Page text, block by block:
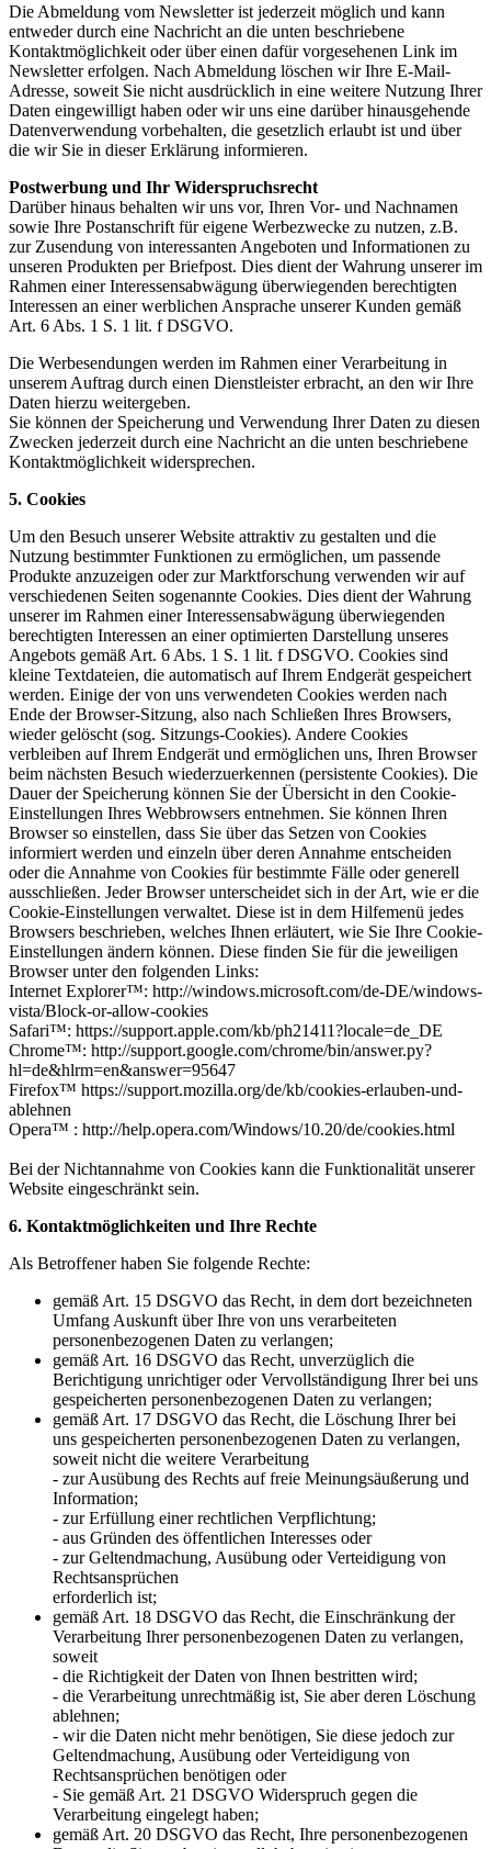
Die Abmeldung vom Newsletter ist jederzeit möglich und kann
entweder durch eine Nachricht an die unten beschriebene
Kontaktmöglichkeit oder über einen dafür vorgesehenen Link im
Newsletter erfolgen. Nach Abmeldung löschen wir Ihre E-Mail-
Adresse, soweit Sie nicht ausdrücklich in eine weitere Nutzung Ihrer
Daten eingewilligt haben oder wir uns eine darüber hinausgehende
Datenverwendung vorbehalten, die gesetzlich erlaubt ist und über
die wir Sie in dieser Erklärung informieren.
Postwerbung und Ihr Widerspruchsrecht
Darüber hinaus behalten wir uns vor, Ihren Vor- und Nachnamen
sowie Ihre Postanschrift für eigene Werbezwecke zu nutzen, z.B.
zur Zusendung von interessanten Angeboten und Informationen zu
unseren Produkten per Briefpost. Dies dient der Wahrung unserer im
Rahmen einer Interessensabwägung überwiegenden berechtigten
Interessen an einer werblichen Ansprache unserer Kunden gemäß
Art. 6 Abs. 1 S. 1 lit. f DSGVO.
Die Werbesendungen werden im Rahmen einer Verarbeitung in
unserem Auftrag durch einen Dienstleister erbracht, an den wir Ihre
Daten hierzu weitergeben.
Sie können der Speicherung und Verwendung Ihrer Daten zu diesen
Zwecken jederzeit durch eine Nachricht an die unten beschriebene
Kontaktmöglichkeit widersprechen.
5. Cookies
Um den Besuch unserer Website attraktiv zu gestalten und die
Nutzung bestimmter Funktionen zu ermöglichen, um passende
Produkte anzuzeigen oder zur Marktforschung verwenden wir auf
verschiedenen Seiten sogenannte Cookies. Dies dient der Wahrung
unserer im Rahmen einer Interessensabwägung überwiegenden
berechtigten Interessen an einer optimierten Darstellung unseres
Angebots gemäß Art. 6 Abs. 1 S. 1 lit. f DSGVO. Cookies sind
kleine Textdateien, die automatisch auf Ihrem Endgerät gespeichert
werden. Einige der von uns verwendeten Cookies werden nach
Ende der Browser-Sitzung, also nach Schließen Ihres Browsers,
wieder gelöscht (sog. Sitzungs-Cookies). Andere Cookies
verbleiben auf Ihrem Endgerät und ermöglichen uns, Ihren Browser
beim nächsten Besuch wiederzuerkennen (persistente Cookies). Die
Dauer der Speicherung können Sie der Übersicht in den Cookie-
Einstellungen Ihres Webbrowsers entnehmen. Sie können Ihren
Browser so einstellen, dass Sie über das Setzen von Cookies
informiert werden und einzeln über deren Annahme entscheiden
oder die Annahme von Cookies für bestimmte Fälle oder generell
ausschließen. Jeder Browser unterscheidet sich in der Art, wie er die
Cookie-Einstellungen verwaltet. Diese ist in dem Hilfemenü jedes
Browsers beschrieben, welches Ihnen erläutert, wie Sie Ihre Cookie-
Einstellungen ändern können. Diese finden Sie für die jeweiligen
Browser unter den folgenden Links:
Internet Explorer™: http://windows.microsoft.com/de-DE/windows-
vista/Block-or-allow-cookies
Safari™: https://support.apple.com/kb/ph21411?locale=de_DE
Chrome™: http://support.google.com/chrome/bin/answer.py?
hl=de&hlrm=en&answer=95647
Firefox™ https://support.mozilla.org/de/kb/cookies-erlauben-und-
ablehnen
Opera™ : http://help.opera.com/Windows/10.20/de/cookies.html
Bei der Nichtannahme von Cookies kann die Funktionalität unserer
Website eingeschränkt sein.
6. Kontaktmöglichkeiten und Ihre Rechte
Als Betroffener haben Sie folgende Rechte:
gemäß Art. 15 DSGVO das Recht, in dem dort bezeichneten
Umfang Auskunft über Ihre von uns verarbeiteten
personenbezogenen Daten zu verlangen;
gemäß Art. 16 DSGVO das Recht, unverzüglich die
Berichtigung unrichtiger oder Vervollständigung Ihrer bei uns
gespeicherten personenbezogenen Daten zu verlangen;
gemäß Art. 17 DSGVO das Recht, die Löschung Ihrer bei
uns gespeicherten personenbezogenen Daten zu verlangen,
soweit nicht die weitere Verarbeitung
- zur Ausübung des Rechts auf freie Meinungsäußerung und
Information;
- zur Erfüllung einer rechtlichen Verpflichtung;
- aus Gründen des öffentlichen Interesses oder
- zur Geltendmachung, Ausübung oder Verteidigung von
Rechtsansprüchen
erforderlich ist;
gemäß Art. 18 DSGVO das Recht, die Einschränkung der
Verarbeitung Ihrer personenbezogenen Daten zu verlangen,
soweit
- die Richtigkeit der Daten von Ihnen bestritten wird;
- die Verarbeitung unrechtmäßig ist, Sie aber deren Löschung
ablehnen;
- wir die Daten nicht mehr benötigen, Sie diese jedoch zur
Geltendmachung, Ausübung oder Verteidigung von
Rechtsansprüchen benötigen oder
- Sie gemäß Art. 21 DSGVO Widerspruch gegen die
Verarbeitung eingelegt haben;
gemäß Art. 20 DSGVO das Recht, Ihre personenbezogenen